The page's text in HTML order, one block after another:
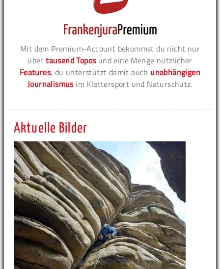
Mit dem Premium-Account bekommst du nicht nur
übertausend Toposund eine Menge nützlicher
Features, du unterstützt damit auch unabhängigen
Journalismusim Klettersport und Naturschutz.
Aktuelle Bilder